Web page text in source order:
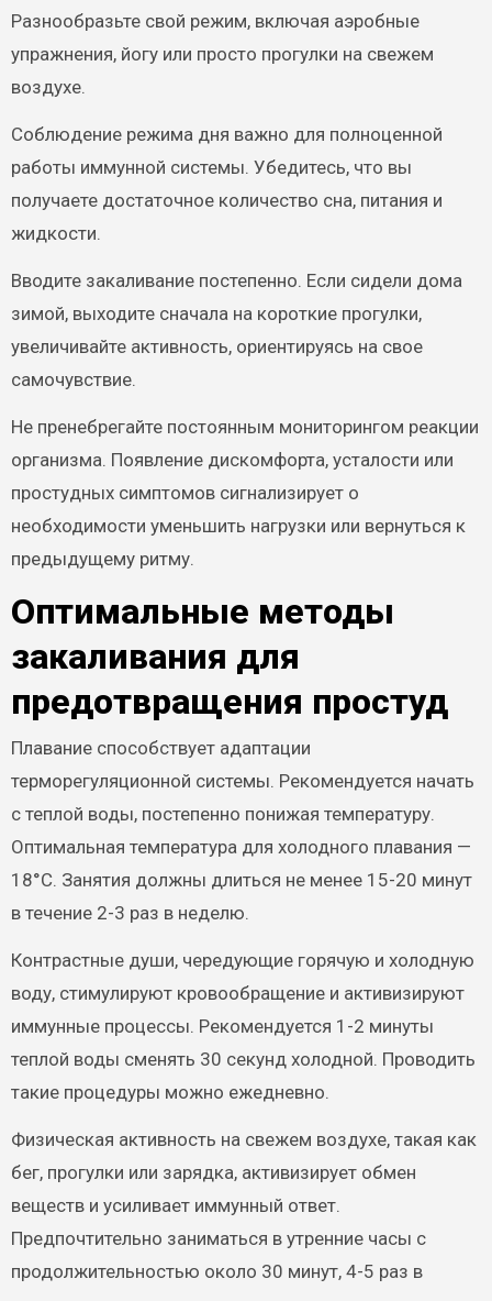
Разнообразьте свой режим, включая аэробные
упражнения, йогу или просто прогулки на свежем
воздухе.
Соблюдение режима дня важно для полноценной
работы иммунной системы. Убедитесь, что вы
получаете достаточное количество сна, питания и
жидкости.
Вводите закаливание постепенно. Если сидели дома
зимой, выходите сначала на короткие прогулки,
увеличивайте активность, ориентируясь на свое
самочувствие.
Не пренебрегайте постоянным мониторингом реакции
организма. Появление дискомфорта, усталости или
простудных симптомов сигнализирует о
необходимости уменьшить нагрузки или вернуться к
предыдущему ритму.
Оптимальные методы
закаливания для
предотвращения простуд
Плавание способствует адаптации
терморегуляционной системы. Рекомендуется начать
с теплой воды, постепенно понижая температуру.
Оптимальная температура для холодного плавания —
18°C. Занятия должны длиться не менее 15-20 минут
в течение 2-3 раз в неделю.
Контрастные души, чередующие горячую и холодную
воду, стимулируют кровообращение и активизируют
иммунные процессы. Рекомендуется 1-2 минуты
теплой воды сменять 30 секунд холодной. Проводить
такие процедуры можно ежедневно.
Физическая активность на свежем воздухе, такая как
бег, прогулки или зарядка, активизирует обмен
веществ и усиливает иммунный ответ.
Предпочтительно заниматься в утренние часы с
продолжительностью около 30 минут, 4-5 раз в